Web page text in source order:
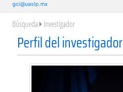
gci@uaslp.mx
Búsqueda Investigador
Perfil del investigador